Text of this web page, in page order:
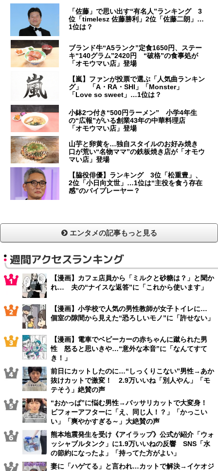
「佐藤」で思い出す“有名人”ランキング 3
位「timelesz 佐藤勝利」2位「佐藤二朗」…
1位は？
ブランド牛“A5ランク”定食1650円、ステー
キ“140グラム”2420円 “破格”の食事処が
「オモウマい店」登場
【嵐】ファンが投票で選ぶ「人気曲ランキン
グ」 「A・RA・SHI」「Monster」
「Love so sweet」…1位は？
小鉢2つ付き“500円ラーメン” 小学4年生
の“広報”がいる創業43年の中華料理店
「オモウマい店」登場
山芋と卵黄を…独自スタイルのお好み焼き
口が荒い“名物ママ”の鉄板焼き店が「オモウ
マい店」登場
【脇役俳優】ランキング 3位「松重豊」、
2位「小日向文世」…1位は“主役を食う存在
感”のバイプレーヤー？
エンタメの記事もっと見る
週間アクセスランキング
【漫画】カフェ店員から「ミルクと砂糖は？」と聞か
れ… 夫の“ナイスな返答”に「これから使います」
【漫画】小学校で人気の男性教師が女子トイレに…
個室の隙間から見えた“恐ろしいモノ”に「許せない」
【漫画】電車でベビーカーの赤ちゃんに蹴られた男
性 怒ると思いきや…“意外な本音”に「なんてすて
き！」
前日にカットしたのに…“しっくりこない”男性→あか
抜けカットで激変！ 2.9万いいね「別人やん」「モ
テそう」絶賛の声
“おかっぱ”に悩む男性→バッサリカットで大変身！
ビフォーアフターに「え、同じ人！？」「かっこい
い」「爽やかすぎる～」大絶賛の声
熊本地震発生を受け《アイラップ》公式が紹介「ウォ
ッシャブルタンク」に1.9万いいねの反響 SNS「水
の節約になったよ」「持ってた方がよい」
妻に「ハゲてる」と言われ…カットで解決→イケオジ